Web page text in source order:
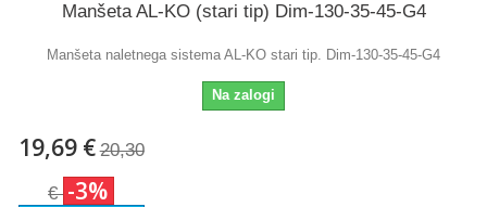
Manšeta AL-KO (stari tip) Dim-130-35-45-G4
Manšeta naletnega sistema AL-KO stari tip. Dim-130-35-45-G4
Na zalogi
19,69 € 20,30
€ -3%